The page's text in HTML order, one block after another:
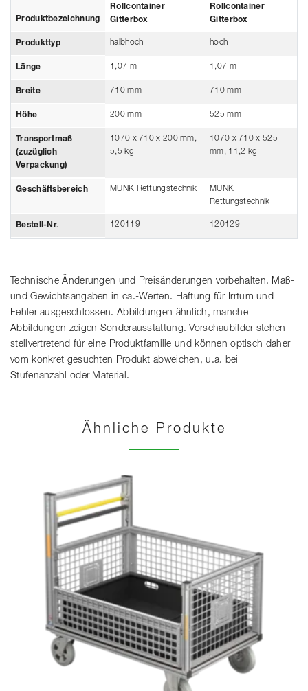
Produktbezeichnung
Rollcontainer
Gitterbox
Rollcontainer
Gitterbox
Produkttyp halbhoch hoch
Länge 1,07 m 1,07 m
Breite 710 mm 710 mm
Höhe 200 mm 525 mm
Transportmaß
(zuzüglich
Verpackung)
1070 x 710 x 200 mm,
5,5 kg
1070 x 710 x 525
mm, 11,2 kg
Geschäftsbereich MUNK Rettungstechnik
MUNK
Rettungstechnik
Bestell-Nr. 120119 120129
Technische Änderungen und Preisänderungen vorbehalten. Maß-
und Gewichtsangaben in ca.-Werten. Haftung für Irrtum und
Fehler ausgeschlossen. Abbildungen ähnlich, manche
Abbildungen zeigen Sonderausstattung. Vorschaubilder stehen
stellvertretend für eine Produktfamilie und können optisch daher
vom konkret gesuchten Produkt abweichen, u.a. bei
Stufenanzahl oder Material.
Ähnliche Produkte